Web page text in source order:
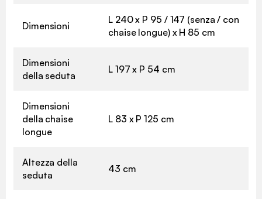
Dimensioni
L 240 x P 95 / 147 (senza / con
chaise longue) x H 85 cm
Dimensioni
della seduta
L 197 x P 54 cm
Dimensioni
della chaise
longue
L 83 x P 125 cm
Altezza della
seduta
43 cm